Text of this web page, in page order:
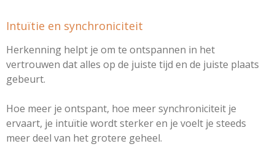
Intuïtie en synchroniciteit
Herkenning helpt je om te ontspannen in het
vertrouwen dat alles op de juiste tijd en de juiste plaats
gebeurt.
Hoe meer je ontspant, hoe meer synchroniciteit je
ervaart, je intuïtie wordt sterker en je voelt je steeds
meer deel van het grotere geheel.